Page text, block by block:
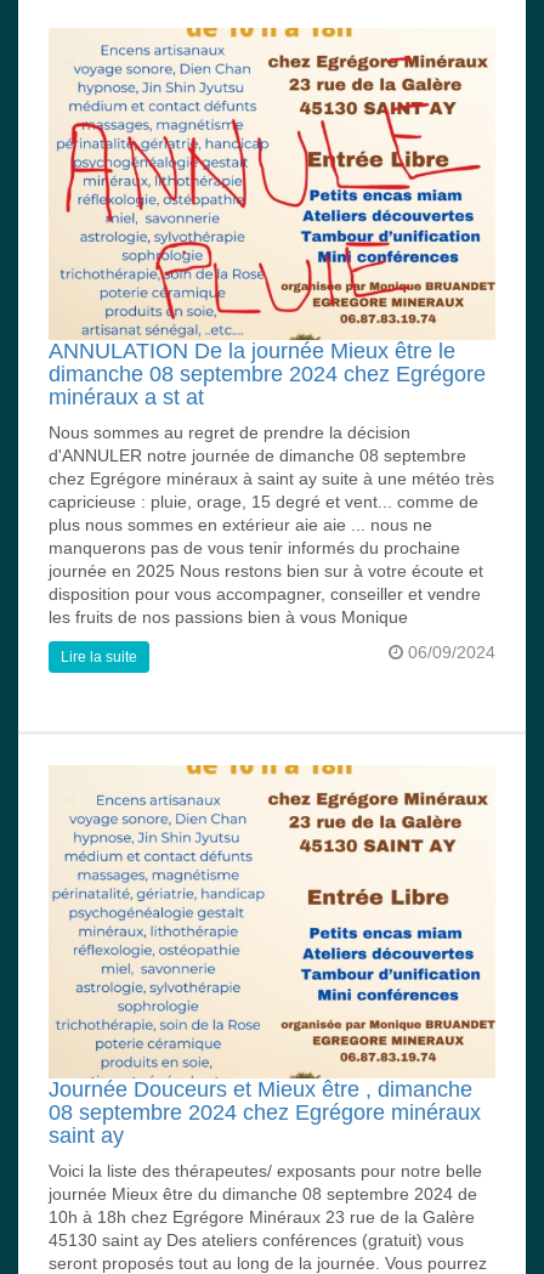
ANNULATION De la journée Mieux être le
dimanche 08 septembre 2024 chez Egrégore
minéraux a st at
Nous sommes au regret de prendre la décision
d'ANNULER notre journée de dimanche 08 septembre
chez Egrégore minéraux à saint ay suite à une météo très
capricieuse : pluie, orage, 15 degré et vent... comme de
plus nous sommes en extérieur aie aie ... nous ne
manquerons pas de vous tenir informés du prochaine
journée en 2025 Nous restons bien sur à votre écoute et
disposition pour vous accompagner, conseiller et vendre
les fruits de nos passions bien à vous Monique
06/09/2024
Lire la suite
Journée Douceurs et Mieux être , dimanche
08 septembre 2024 chez Egrégore minéraux
saint ay
Voici la liste des thérapeutes/ exposants pour notre belle
journée Mieux être du dimanche 08 septembre 2024 de
10h à 18h chez Egrégore Minéraux 23 rue de la Galère
45130 saint ay Des ateliers conférences (gratuit) vous
seront proposés tout au long de la journée. Vous pourrez